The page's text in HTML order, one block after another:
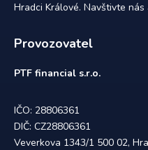
Hradci Králové. Navštivte
Provozovatel
PTF financial s.r.o.
IČO: 28806361
DIČ: CZ28806361
Veverkova 1343/1 500 02,